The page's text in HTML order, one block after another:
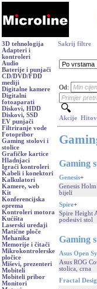
3D tehnologija
Adapteri i
kontroleri
Audio
Baterije i punjači
CD/DVD/FDD
mediji
Digitalne kamere
Digitalni
fotoaparati
Diskovi, HDD
Diskovi, SSD
EV punjači
Filtriranje vode
Fotopribor
Gaming stolovi i
stolice
Grafičke kartice
Hladnjaci
Igraći kontroleri
Kabeli i konektori
Kalkulatori
Kamere, web
Kit
Konferencijska
oprema
Kontroleri motora
Kućišta
Laserski uređaji
Matične ploče
Mehanika
Memorije i čitači
Mikrokontrolerske
pločice
Miševi, prezenteri
Mobiteli
Mobiteli pribor
Monitori
Sakrij filtre
Od:
Akcije
Gaming
Genesis+
Genesis
bijeli
Spire+
Spire Height
podesivi stol
Gaming
Asus Open
Asus ROG
stolica, crna
Fractal